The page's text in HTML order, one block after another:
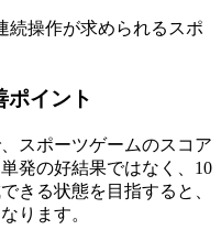
続操作が求められるスポ
ポイント
スポーツゲームのスコア
発の好結果ではなく、10
きる状態を目指すると、
ります。